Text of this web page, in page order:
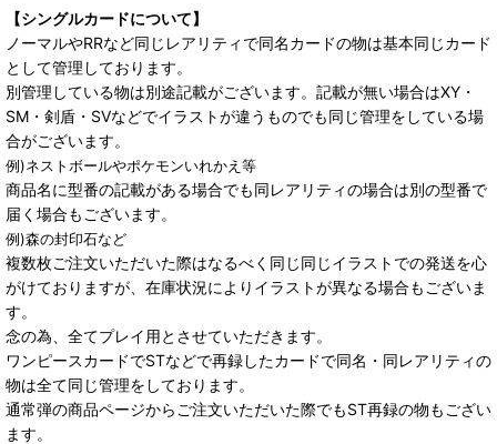
【シングルカードについて】
ノーマルやRRなど同じレアリティで同名カードの物は基本同じカード
として管理しております。
別管理している物は別途記載がございます。記載が無い場合はXY・
SM・剣盾・SVなどでイラストが違うものでも同じ管理をしている場
合がございます。
例)ネストボールやポケモンいれかえ等
商品名に型番の記載がある場合でも同レアリティの場合は別の型番で
届く場合もございます。
例)森の封印石など
複数枚ご注文いただいた際はなるべく同じ同じイラストでの発送を心
がけておりますが、在庫状況によりイラストが異なる場合もございま
す。
念の為、全てプレイ用とさせていただきます。
ワンピースカードでSTなどで再録したカードで同名・同レアリティの
物は全て同じ管理をしております。
通常弾の商品ページからご注文いただいた際でもST再録の物もござい
ます。